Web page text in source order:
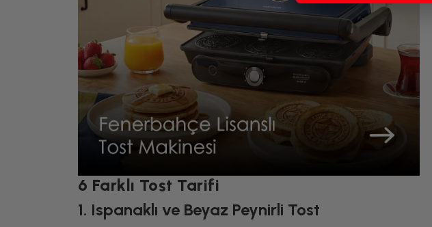
6 Farklı Tost Tarifi
1. Ispanaklı ve Beyaz Peynirli Tost